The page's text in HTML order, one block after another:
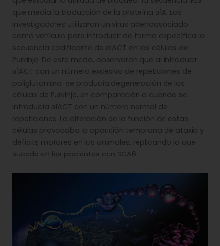
que media la traducción de la proteína α1A. Los
investigadores utilizaron un virus adenoasociado
como vehículo para introducir de forma específica la
secuencia codificante de α1ACT en las células de
Purkinje. De este modo, observaron que al introducir
α1ACT con un número excesivo de repeticiones de
poliglutamina se producía degeneración de las
células de Purkinje, en comparación a cuando se
introducía α1ACT con un número normal de
repeticiones. La alteración de la función de estas
células provocaba la aparición temprana de ataxia y
déficits motores en los animales, replicando lo que
sucede en los pacientes con SCA6.